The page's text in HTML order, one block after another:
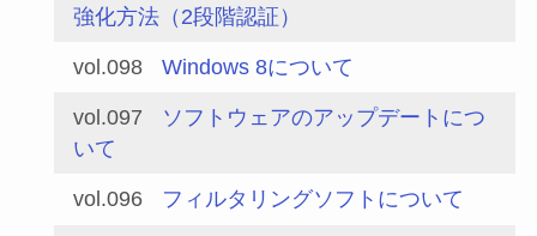
強化方法（2段階認証）
vol.098 Windows 8について
vol.097
ソフトウェアのアップデートにつ
いて
vol.096 フィルタリングソフトについて